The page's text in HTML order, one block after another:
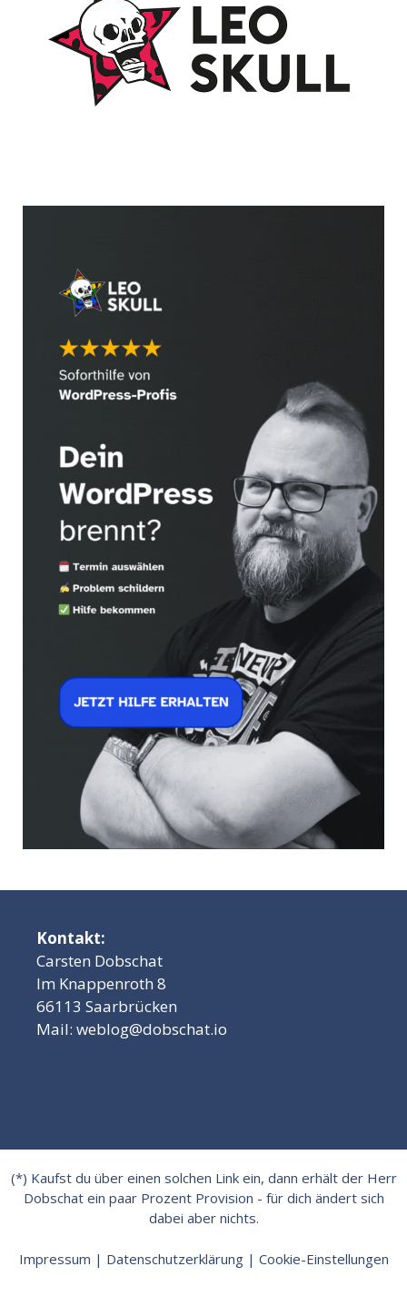
Kontakt:
Carsten Dobschat
Im Knappenroth 8
66113 Saarbrücken
Mail: weblog@dobschat.io
(*) Kaufst du über einen solchen Link ein, dann erhält der Herr
Dobschat ein paar Prozent Provision - für dich ändert sich
dabei aber nichts.
Impressum | Datenschutzerklärung| Cookie-Einstellungen